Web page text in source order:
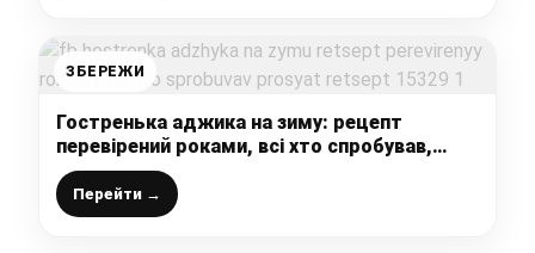
ЗБЕРЕЖИ
Гостренька аджика на зиму: рецепт
перевірений роками, всі хто спробував,
просять рецепт
Перейти →